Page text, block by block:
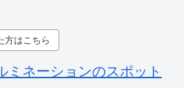
方はこちら
ミネーションのスポット